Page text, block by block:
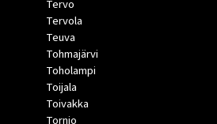
Tervo
Tervola
Teuva
Tohmajärvi
Toholampi
Toijala
Toivakka